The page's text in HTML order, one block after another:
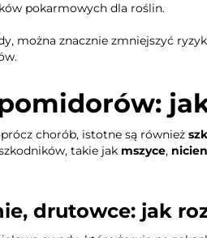
pokarmowych dla roślin.
można znacznie zmniejszyć
chorób, istotne są również
takie jak mszyce,
drutowce: jak